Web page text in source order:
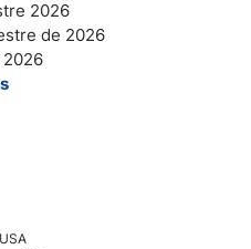
2026
de 2026
2026